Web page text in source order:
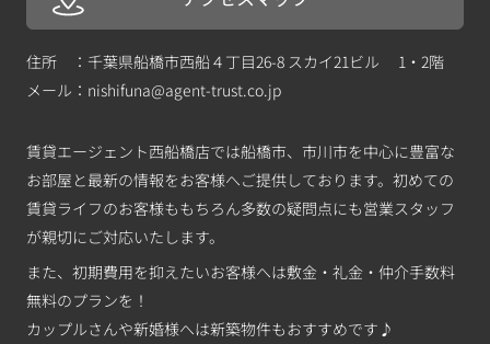
住所 ：千葉県船橋市西船４丁目26-8 スカイ21ビル 1・2階
メール： nishifuna@agent-trust.co.jp
賃貸エージェント西船橋店では船橋市、市川市を中心に豊富な
お部屋と最新の情報をお客様へご提供しております。初めての
賃貸ライフのお客様ももちろん多数の疑問点にも営業スタッフ
が親切にご対応いたします。
また、初期費用を抑えたいお客様へは敷金・礼金・仲介手数料
無料のプランを！
カップルさんや新婚様へは新築物件もおすすめです♪